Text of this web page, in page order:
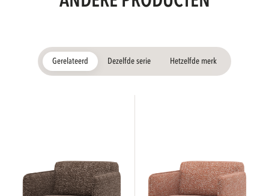
Gerelateerd Dezelfde serie Hetzelfde merk